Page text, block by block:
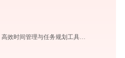
滴答清单完全使用指南：高效时间管理与任务规划工具，让你的每一天井井有条